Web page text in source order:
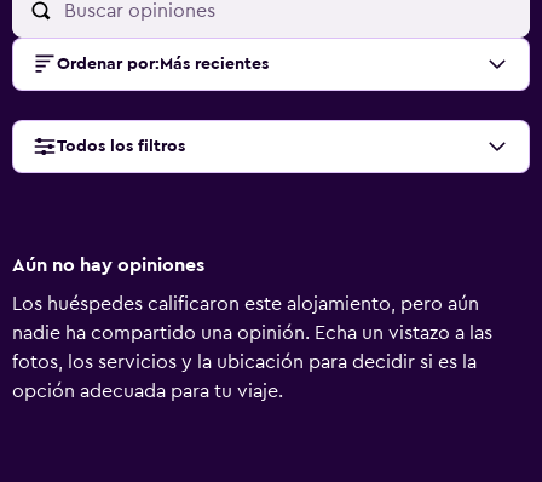
Ordenar por: Más recientes
Todos los filtros
Aún no hay opiniones
Los huéspedes calificaron este alojamiento, pero aún
nadie ha compartido una opinión. Echa un vistazo a las
fotos, los servicios y la ubicación para decidir si es la
opción adecuada para tu viaje.